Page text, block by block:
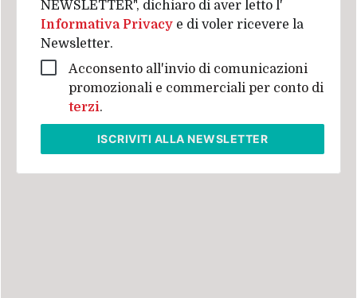
NEWSLETTER", dichiaro di aver letto l'
Informativa Privacy e di voler ricevere la
Newsletter.
Acconsento all'invio di comunicazioni
promozionali e commerciali per conto di
terzi.
ISCRIVITI ALLA NEWSLETTER